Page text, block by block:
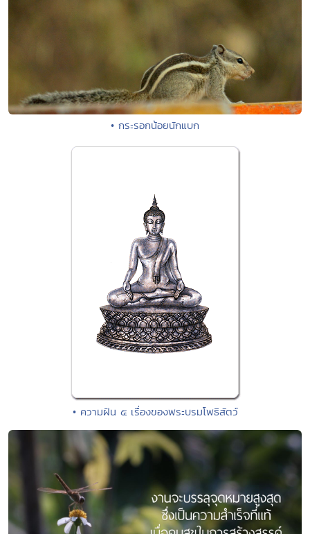
• กระรอกน้อยนักแบก
• ความฝัน ๕ เรื่องของพระบรมโพธิสัตว์